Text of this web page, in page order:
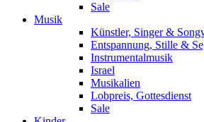
Sale
Musik
Künstler, Singer &
Entspannung, Stille &
Instrumentalmusik
Israel
Musikalien
Lobpreis, Gottesdienst
Sale